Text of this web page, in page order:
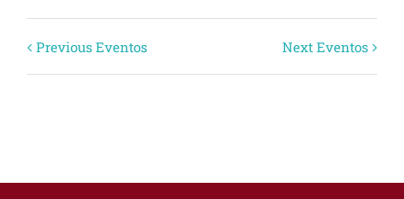
Eventos
Lista
Previous Eventos Next Eventos